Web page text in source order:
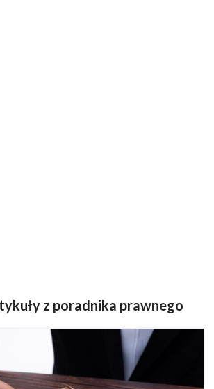
z poradnika prawnego